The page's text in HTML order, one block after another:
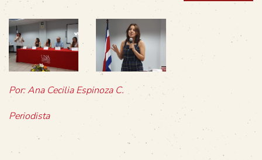
Por: Ana Cecilia Espinoza C.
Periodista